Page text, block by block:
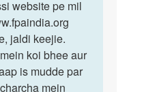
website pe mil
jaldi keejie.
koi bhee aur
is mudde par
mein